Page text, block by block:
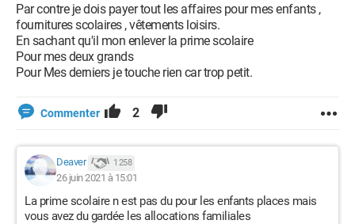
Par contre je dois payer tout les affaires pour mes enfants ,
fournitures scolaires , vêtements loisirs.
En sachant qu'il mon enlever la prime scolaire
Pour mes deux grands
Pour Mes derniers je touche rien car trop petit.
Commenter 2
Deaver 1 258
26 juin 2021 à 15:01
La prime scolaire n est pas du pour les enfants places mais
vous avez du gardée les allocations familiales